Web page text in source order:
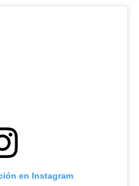
en Instagram